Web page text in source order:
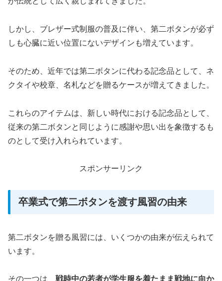
しかし、ブレザー式制服の普及に伴い、第二ボタンが必ず
しも心臓に近い位置にないデザインも増えています。
そのため、近年では第二ボタンに代わる記念品として、ネ
クタイや校章、名札などを贈るケースが増えてきました。
これらのアイテムは、新しい時代における記念品として、
従来の第二ボタンと同じように感謝や思い出を象徴するも
のとして受け入れられています。
スポンサーリンク
卒業式で第二ボタンを渡す風習の由来
第二ボタンを贈る風習には、いくつかの由来が伝えられて
います。
その一つは、 戦時中の若者が学生服を着たまま戦地に向か